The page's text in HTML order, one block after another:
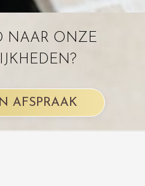
NAAR ONZE
AFSPRAAK